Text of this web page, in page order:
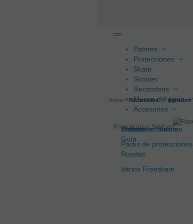
navigation
Patines
Freeskate/ Slalom
Protecciones
Cascos
Packs de protecciones
Skate
Scooter
Recambios
Freeskate / Slalom
Guía
Ruedas
Varios Freeskate
Museo del patín
Para coleccionistas
Accesorios
Bolsas
Home Recambios Agresivo